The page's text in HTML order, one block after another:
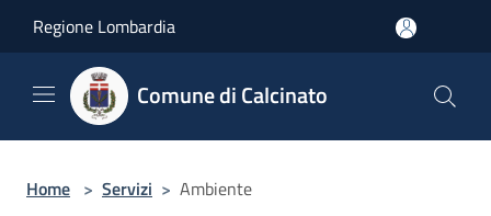
Regione Lombardia
Comune di Calcinato
Home > Servizi > Ambiente